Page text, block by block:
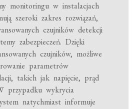
monitoringu w instalacjach
szeroki zakres rozwiązań,
czujników detekcji
zabezpieczeń. Dzięki
czujników, możliwe
parametrów
takich jak napięcie, prąd
przypadku wykrycia
natychmiast informuje